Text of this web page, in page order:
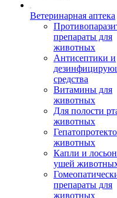
Ветеринарная аптека
препараты для
животных
Антисептики и
средства
Витамины для
животных
Для полости
животных
животных
Капли и
ушей
препараты для
животных